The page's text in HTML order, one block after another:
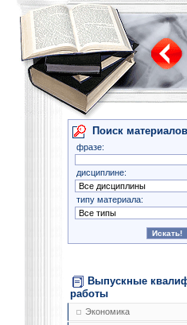
Поиск
фразе:
дисциплине:
типу материала:
Выпускные
работы
Экономика